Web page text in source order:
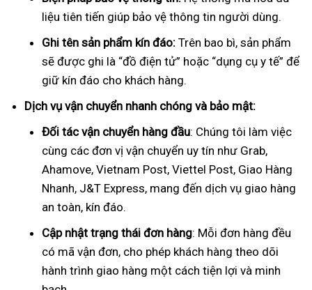
liệu tiên tiến giúp bảo vệ thông tin người dùng.
Ghi tên sản phẩm kín đáo: Trên bao bì, sản phẩm
sẽ được ghi là “đồ điện tử” hoặc “dụng cụ y tế” để
giữ kín đáo cho khách hàng.
Dịch vụ vận chuyển nhanh chóng và bảo mật:
Đối tác vận chuyển hàng đầu: Chúng tôi làm việc
cùng các đơn vị vận chuyển uy tín như Grab,
Ahamove, Vietnam Post, Viettel Post, Giao Hàng
Nhanh, J&T Express, mang đến dịch vụ giao hàng
an toàn, kín đáo.
Cập nhật trạng thái đơn hàng: Mỗi đơn hàng đều
có mã vận đơn, cho phép khách hàng theo dõi
hành trình giao hàng một cách tiện lợi và minh